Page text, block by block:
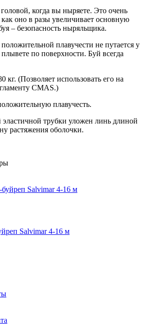
когда вы ныряете. Это очень
как оно в разы увеличивает основную
– безопасность ныряльщика.
плавучести не путается у
по поверхности. Буй всегда
кг. (Позволяет использовать его на
CMAS.)
плавучесть.
трубки уложен линь длиной
растяжения оболочки.
Salvimar 4-16 м